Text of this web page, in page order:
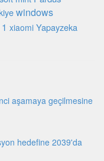
windows
xiaomi Yapayzeka
aşamaya geçilmesine
hedefine 2039'da